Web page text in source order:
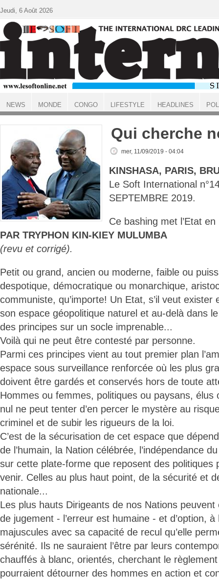
ACCUEIL
Qui cherche
mer, 11/09/2019 - 04:04
KINSHASA, PARIS,
Le Soft International
SEPTEMBRE 2019.
Ce bashing met l’Etat en
PAR TRYPHON KIN-KIEY MULUMBA
(revu et corrigé).
Petit ou grand, ancien ou moderne, faible ou
despotique, démocratique ou monarchique,
communiste, qu’importe! Un Etat, s’il veut exister
son espace géopolitique naturel et au-delà dans
des principes sur un socle imprenable...
Voilà qui ne peut être contesté par personne.
Parmi ces principes vient au tout premier plan
espace sous surveillance renforcée où les plus
doivent être gardés et conservés hors de toute
Hommes ou femmes, politiques ou paysans, élus
nul ne peut tenter d’en percer le mystère au
criminel et de subir les rigueurs de la loi.
C’est de la sécurisation de cet espace que
de l’humain, la Nation célébrée, l’indépendance
sur cette plate-forme que reposent des politiques
venir. Celles au plus haut point, de la sécurité et
nationale...
Les plus hauts Dirigeants de nos Nations
de jugement - l’erreur est humaine - et d’option, à
majuscules avec sa capacité de recul qu’elle
sérénité. Ils ne sauraient l’être par leurs
chauffés à blanc, orientés, cherchant le
pourraient détourner des hommes en action et
Jeudi, 6 Août 2026
NEWS MONDE CONGO LIFESTYLE HEADLINES